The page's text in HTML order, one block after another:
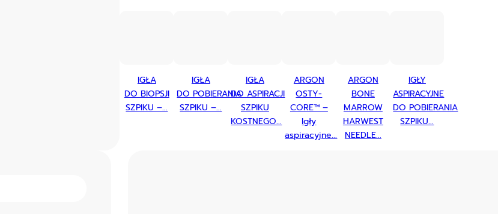
IGŁA
DO BIOPSJI
SZPIKU –...
IGŁA
DO POBIERANIA
SZPIKU –...
IGŁA
DO ASPIRACJI
SZPIKU
KOSTNEGO...
ARGON
OSTY-
CORE™ –
Igły
aspiracyjne...
ARGON
BONE
MARROW
HARWEST
NEEDLE...
IGŁY
ASPIRACYJNE
DO POBIERANIA
SZPIKU...